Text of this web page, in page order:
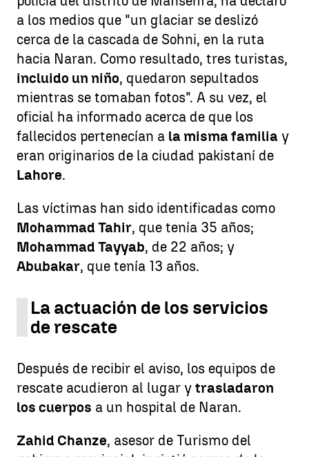
a los medios que "un glaciar se deslizó
cerca de la cascada de Sohni, en la ruta
hacia Naran. Como resultado, tres turistas,
incluido un niño, quedaron sepultados
mientras se tomaban fotos". A su vez, el
oficial ha informado acerca de que los
fallecidos pertenecían a la misma familia y
eran originarios de la ciudad pakistaní de
Lahore.
Las víctimas han sido identificadas como
Mohammad Tahir, que tenía 35 años;
Mohammad Tayyab, de 22 años; y
Abubakar, que tenía 13 años.
La actuación de los servicios
de rescate
Después de recibir el aviso, los equipos de
rescate acudieron al lugar y trasladaron
los cuerpos a un hospital de Naran.
Zahid Chanze, asesor de Turismo del